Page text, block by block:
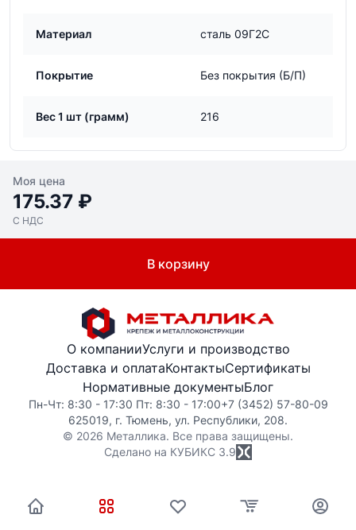
Материал сталь 09Г2С
Покрытие Без покрытия (Б/П)
Вес 1 шт (грамм) 216
Моя цена
175.37 ₽
С НДС
В корзину
О компанииУслуги и производство
Доставка и оплатаКонтактыСертификаты
Нормативные документыБлог
Пн-Чт: 8:30 - 17:30 Пт: 8:30 - 17:00+7 (3452) 57-80-09
625019, г. Тюмень, ул. Республики, 208.
© 2026 Металлика. Все права защищены.
Сделано на КУБИКС 3.9